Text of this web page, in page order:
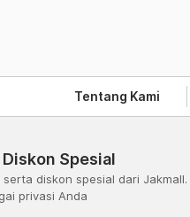
Tentang Kami
Spesial
diskon spesial dari
privasi Anda